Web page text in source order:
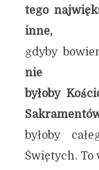
tego
inne,
gdyby
nie
byłoby
byłoby
Świętych. To